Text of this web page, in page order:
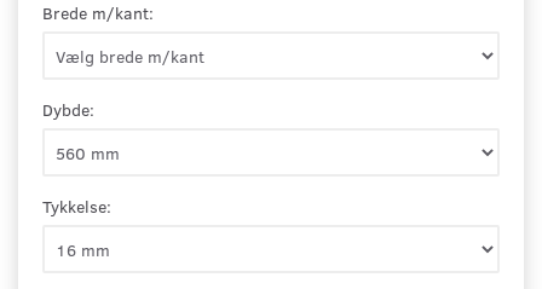
Brede m/kant:
Dybde:
Tykkelse: